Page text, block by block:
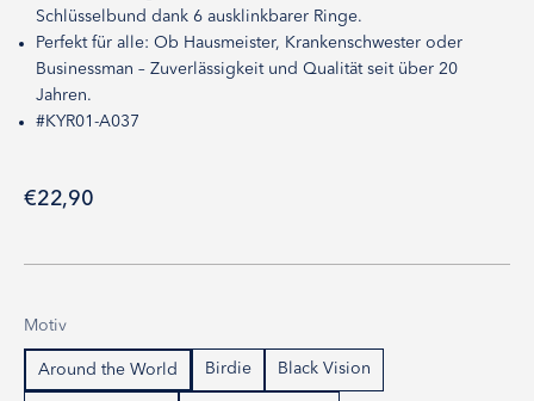
Schlüsselbund dank 6 ausklinkbarer Ringe.
Perfekt für alle: Ob Hausmeister, Krankenschwester oder
Businessman – Zuverlässigkeit und Qualität seit über 20
Jahren.
#KYR01-A037
Angebot
€22,90
Motiv
Around the World Birdie Black Vision